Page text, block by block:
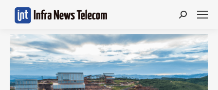
Search: